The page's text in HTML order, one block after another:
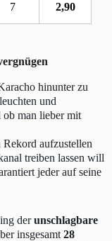
7 2,90
hinunter zu
und
man lieber mit
Rekord aufzustellen
treiben lassen will
jeder auf seine
derunschlagbare
insgesamt 28